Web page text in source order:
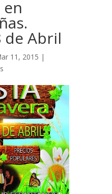
de Abril
11, 2015 |